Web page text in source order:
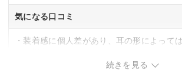
◯
マルチポイント対応
気になる口コミ
・装着感に個人差があり、耳の形によって
続きを見る